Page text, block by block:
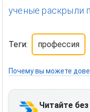
ученые раскрыли
Теги: профессия
Почему вы можете
Читайте